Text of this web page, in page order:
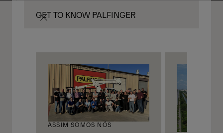
GET TO KNOW PALFINGER
ASSIM SOMOS NÓS